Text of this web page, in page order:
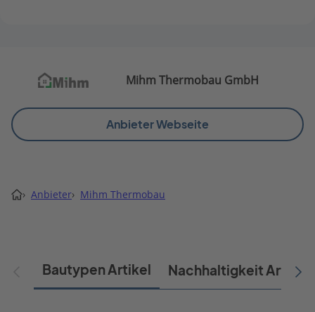
Mihm Thermobau GmbH
Anbieter Webseite
› Anbieter› Mihm Thermobau
Bautypen Artikel Nachhaltigkeit Artikel